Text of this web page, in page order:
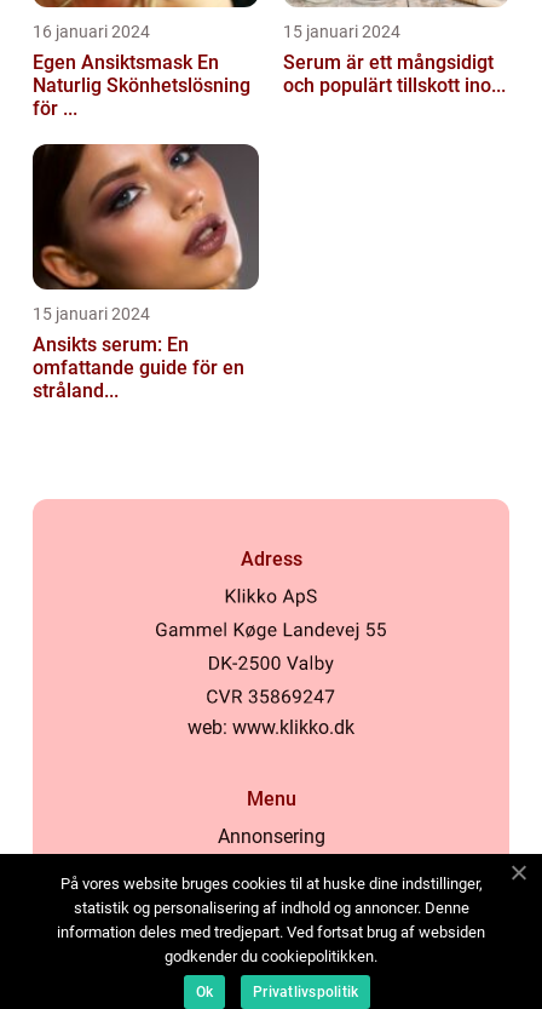
16 januari 2024
Egen Ansiktsmask En
Naturlig Skönhetslösning
för ...
15 januari 2024
Serum är ett mångsidigt
och populärt tillskott ino...
15 januari 2024
Ansikts serum: En
omfattande guide för en
stråland...
Adress
web: www.klikko.dk
Menu
Annonsering
Cookies
Kontakta oss
Sitemap
På vores website bruges cookies til at huske dine indstillinger,
statistik og personalisering af indhold og annoncer. Denne
information deles med tredjepart. Ved fortsat brug af websiden
godkender du cookiepolitikken.
Ok Privatlivspolitik